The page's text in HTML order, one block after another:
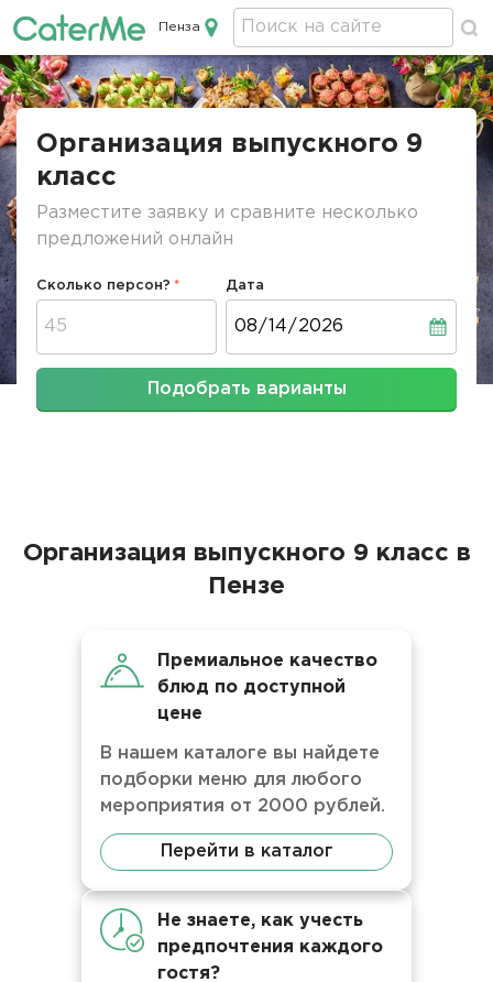
Кейтеринг в Пензе
Пенза
Строка
Организация выпускного 9
класс
Разместите заявку и сравните несколько
предложений онлайн
Сколько персон? Дата
Подобрать варианты
Организация выпускного 9 класс в
Пензе
Премиальное качество
блюд по доступной
цене
В нашем каталоге вы найдете
подборки меню для любого
мероприятия от 2000 рублей.
Перейти в каталог
Не знаете, как учесть
предпочтения каждого
гостя?